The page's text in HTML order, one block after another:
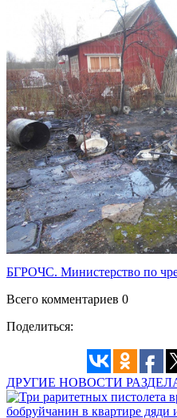
БГРОЧС. Министерство по
Всего комментариев 0
Поделиться:
ДРУГИЕ НОВОСТИ